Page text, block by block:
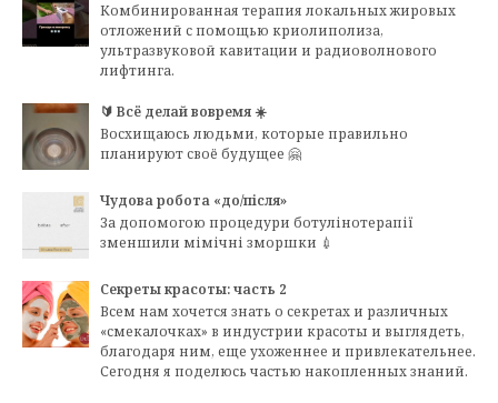
Комбинированная терапия локальных жировых
отложений с помощью криолиполиза,
ультразвуковой кавитации и радиоволнового
лифтинга.
🔰 Всё делай вовремя ☀️
Восхищаюсь людьми, которые правильно
планируют своё будущее 🤗
Чудова робота «до/після»
За допомогою процедури ботулінотерапії
зменшили мімічні зморшки 💉
Секреты красоты: часть 2
Всем нам хочется знать о секретах и различных
«смекалочках» в индустрии красоты и выглядеть,
благодаря ним, еще ухоженнее и привлекательнее.
Сегодня я поделюсь частью накопленных знаний.